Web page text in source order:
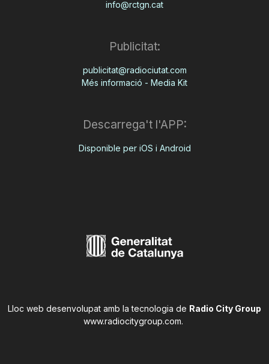
info@rctgn.cat
Publicitat:
publicitat@radiociutat.com
Més informació - Media Kit
Descarrega't l'APP:
Disponible per iOS i Android
Lloc web desenvolupat amb la tecnologia de Radio City Group
www.radiocitygroup.com.